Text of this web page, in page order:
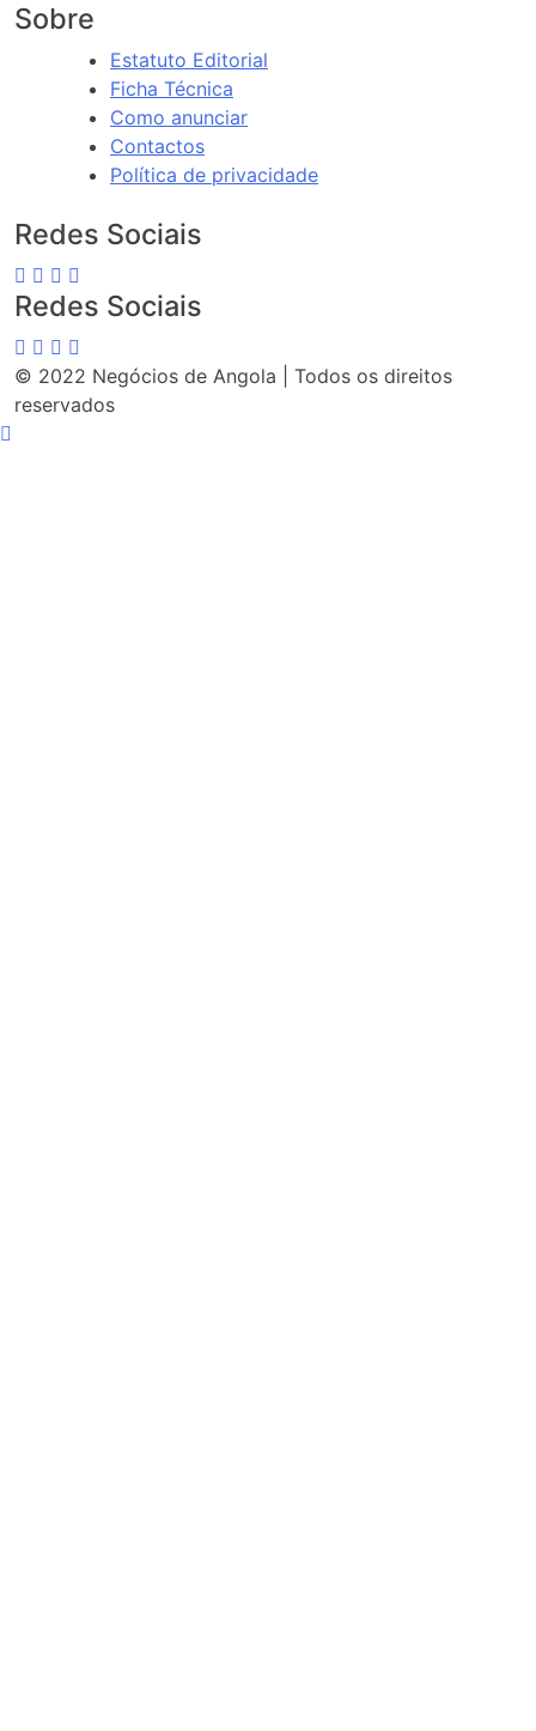
Sobre
Estatuto Editorial
Ficha Técnica
Como anunciar
Contactos
Política de privacidade
Redes Sociais
Redes Sociais
© 2022 Negócios de Angola | Todos os direitos
reservados